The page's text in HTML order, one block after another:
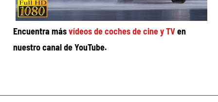
Encuentra másvídeos de coches de cine y TVen
nuestro canal de YouTube.